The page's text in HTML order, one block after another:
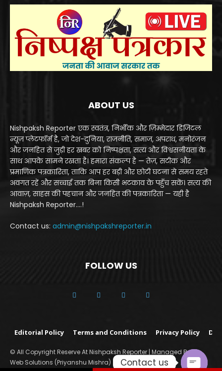
ABOUT US
Nishpaksh Reporter एक स्वतंत्र, निर्भीक और ज़िम्मेदार डिजिटल
न्यूज़ प्लेटफॉर्म है, जो देश-दुनिया, राजनीति, समाज, अपराध, मनोरंजन
और जनहित से जुड़ी हर खबर को निष्पक्षता, सत्य और विश्वसनीयता के
साथ आपके सामने रखता है। हमारा संकल्प है — तेज़, सटीक और
प्रमाणिक पत्रकारिता, ताकि आप हर बड़ी और छोटी घटना से समय रहते
अवगत रहें और सच्चाई तक बिना किसी भटकाव के पहुँच सकें। सत्य की
आवाज़, साहस की पहचान और जनहित की पत्रकारिता — यही है
Nishpaksh Reporter....!
Contact us: admin@nishpakshreporter.in
FOLLOW US
Editorial Policy Terms and Conditions Privacy Policy
© All Copyright Reserve At Nishpaksh Reporter | Managed By Yo
Web Solutions (Priyanshu Mishra)
Contact us